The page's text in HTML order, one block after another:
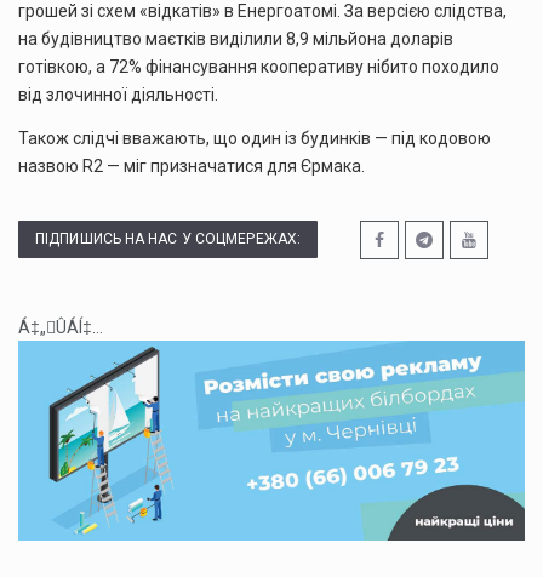
грошей зі схем «відкатів» в Енергоатомі. За версією слідства,
на будівництво маєтків виділили 8,9 мільйона доларів
готівкою, а 72% фінансування кооперативу нібито походило
від злочинної діяльності.
Також слідчі вважають, що один із будинків — під кодовою
назвою R2 — міг призначатися для Єрмака.
ПІДПИШИСЬ НА НАС У СОЦМЕРЕЖАХ:
Á‡„ÛÁÍ‡...